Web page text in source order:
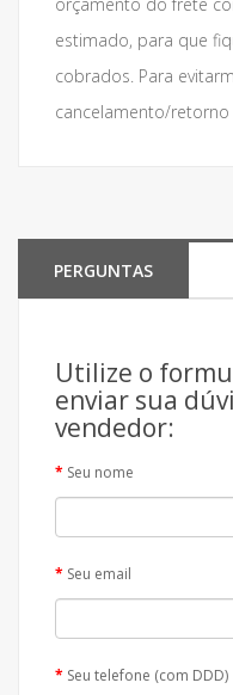
estimado, para que
cobrados. Para
cancelamento/
PERGUNTAS
Utilize o
enviar sua
vendedor:
Seu nome
Seu email
Seu telefone (com DDD)